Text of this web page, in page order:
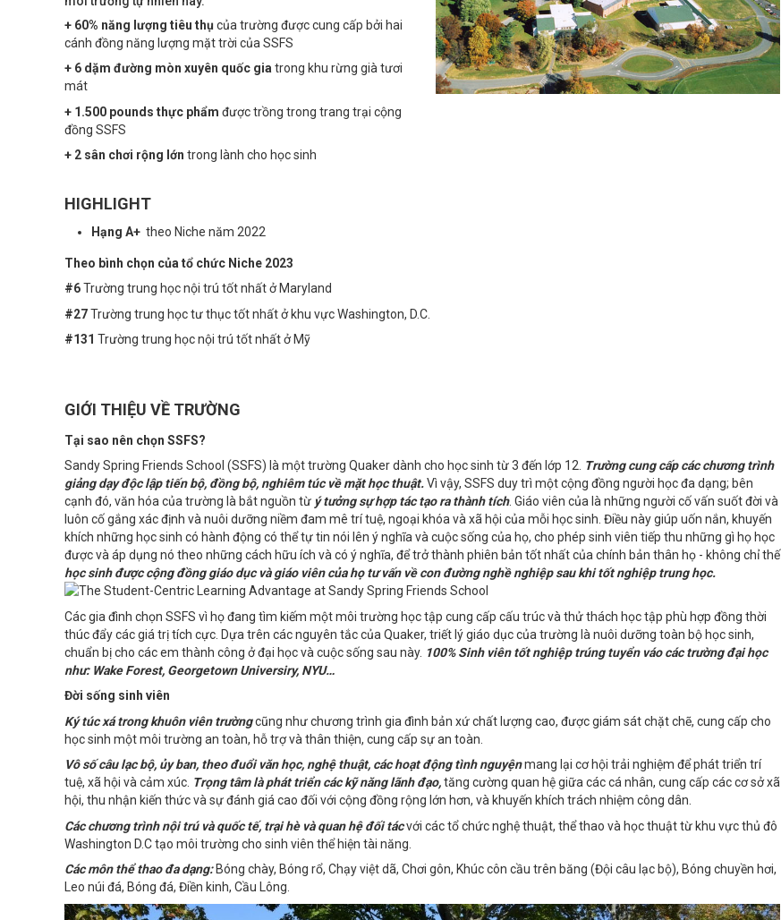
+ 60% năng lượng tiêu thụ của trường được cung cấp bởi hai
cánh đồng năng lượng mặt trời của SSFS
+ 6 dặm đường mòn xuyên quốc gia trong khu rừng già tươi
mát
+ 1.500 pounds thực phẩm được trồng trong trang trại cộng
đồng SSFS
+ 2 sân chơi rộng lớn trong lành cho học sinh
HIGHLIGHT
Hạng A+ theo Niche năm 2022
Theo bình chọn của tổ chức Niche 2023
#6Trường trung học nội trú tốt nhất ở Maryland
#27Trường trung học tư thục tốt nhất ở khu vực Washington, D.C.
#131 Trường trung học nội trú tốt nhất ở Mỹ
GIỚI THIỆU VỀ TRƯỜNG
Tại sao nên chọn SSFS?
Sandy Spring Friends School (SSFS) là một trường Quaker dành cho học sinh từ 3 đến lớp 12. Trường cung cấp các chương trình
giảng dạyđộc lập tiến bộ, đồng bộ, nghiêm túc về mặt học thuật.Vì vậy, SSFS duy trì một cộng đồng người học đa dạng; bên
cạnh đó, văn hóa của trường là bắt nguồn từ ý tưởng sự hợp tác tạo ra thành tích. Giáo viên của là những người cố vấn suốt đời và
luôn cố gắng xác định và nuôi dưỡng niềm đam mê trí tuệ, ngoại khóa và xã hội của mỗi học sinh. Điều này giúp uốn nắn, khuyến
khích những học sinh có hành động có thể tự tin nói lên ý nghĩa và cuộc sống của họ, cho phép sinh viên tiếp thu những gì họ học
được và áp dụng nó theo những cách hữu ích và có ý nghĩa, để trở thành phiên bản tốt nhất của chính bản thân họ - không chỉ thế
học sinh được cộng đồng giáo dục và giáo viên của họ tư vấn về con đường nghề nghiệp sau khi tốt nghiệp trung học.
Các gia đình chọn SSFS vì họ đang tìm kiếm một môi trường học tập cung cấp cấu trúc và thử thách học tập phù hợp đồng thời
thúc đẩy các giá trị tích cực. Dựa trên các nguyên tắc của Quaker, triết lý giáo dục của trường là nuôi dưỡng toàn bộ học sinh,
chuẩn bị cho các em thành công ở đại học và cuộc sống sau này. 100% Sinh viên tốt nghiệp trúng tuyển váo các trường đại học
như: Wake Forest, Georgetown Universiry, NYU…
Đời sống sinh viên
Ký túc xá trong khuôn viên trườngcũng như chương trình gia đình bản xứ chất lượng cao, được giám sát chặt chẽ, cung cấp cho
học sinh một môi trường an toàn, hỗ trợ và thân thiện, cung cấp sự an toàn.
Vô số câu lạc bộ, ủy ban, theo đuổi văn học, nghệ thuật, các hoạt động tình nguyệnmang lại cơ hội trải nghiệm để phát triển trí
tuệ, xã hội và cảm xúc. Trọng tâm là phát triển các kỹ năng lãnh đạo,tăng cường quan hệ giữa các cá nhân, cung cấp các cơ sở xã
hội, thu nhận kiến ​​thức và sự đánh giá cao đối với cộng đồng rộng lớn hơn, và khuyến khích trách nhiệm công dân.
Các chương trình nội trú và quốc tế, trại hè và quan hệ đối tácvới các tổ chức nghệ thuật, thể thao và học thuật từ khu vực thủ đô
Washington D.C tạo môi trường cho sinh viên thể hiện tài năng.
Các môn thể thao đa dạng:Bóng chày, Bóng rổ, Chạy việt dã, Chơi gôn, Khúc côn cầu trên băng (Đội câu lạc bộ), Bóng chuyền hơi,
Leo núi đá, Bóng đá, Điền kinh, Cầu Lông.